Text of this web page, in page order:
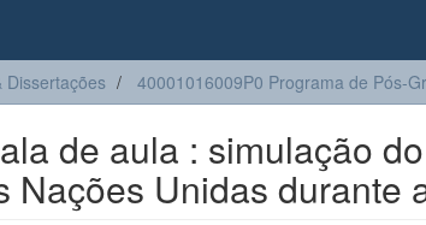
Dissertações 40001016009P0 Programa de Pós-
de aula : simulação
Nações Unidas durante